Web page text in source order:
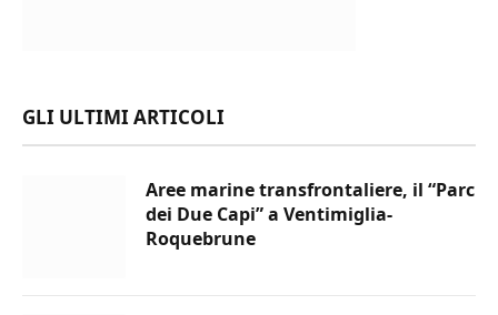
GLI ULTIMI ARTICOLI
Aree marine transfrontaliere, il “Parc
dei Due Capi” a Ventimiglia-
Roquebrune